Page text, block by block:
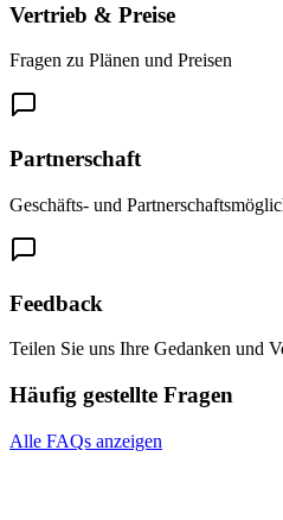
Vertrieb & Preise
Fragen zu Plänen und Preisen
Partnerschaft
Geschäfts- und
Feedback
Teilen Sie uns Ihre Gedanken und
Häufig gestellte Fragen
Alle FAQs anzeigen